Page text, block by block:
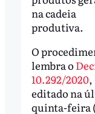
na cadeia
produtiva.
O
lembra o
10.292/2020,
editado na
quinta-feira